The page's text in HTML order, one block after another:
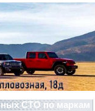
СТО по маркам